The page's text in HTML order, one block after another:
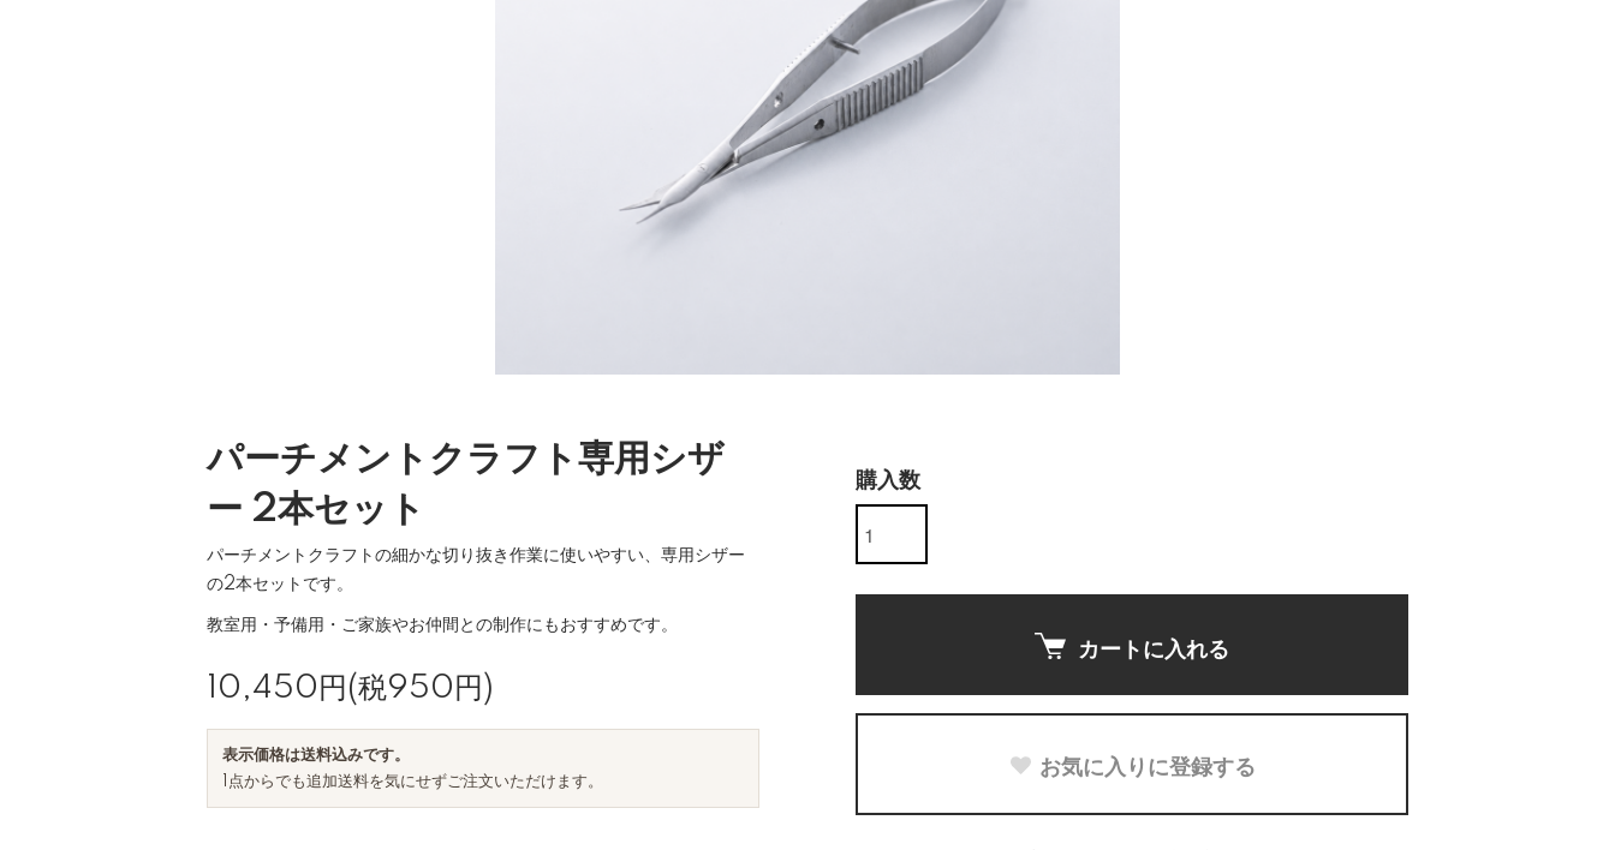
パーチメントクラフト専用シザ
ー 2本セット
パーチメントクラフトの細かな切り抜き作業に使いやすい、専用シザー
の2本セットです。
教室用・予備用・ご家族やお仲間との制作にもおすすめです。
10,450円(税950円)
表示価格は送料込みです。
1点からでも追加送料を気にせずご注文いただけます。
購入数
カートに入れる
お気に入りに登録する